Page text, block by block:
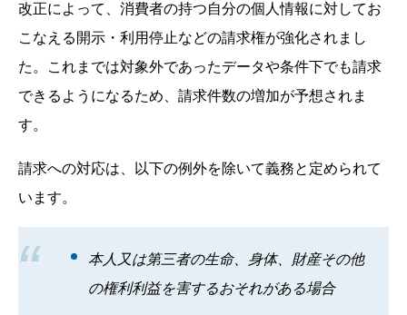
改正によって、消費者の持つ自分の個人情報に対してお
こなえる開示・利用停止などの請求権が強化されまし
た。これまでは対象外であったデータや条件下でも請求
できるようになるため、請求件数の増加が予想されま
す。
請求への対応は、以下の例外を除いて義務と定められて
います。
本人又は第三者の生命、身体、財産その他
の権利利益を害するおそれがある場合